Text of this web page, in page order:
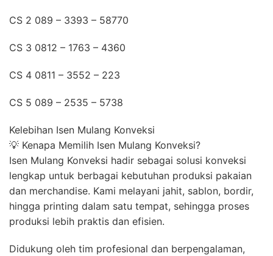
CS 2 089 – 3393 – 58770
CS 3 0812 – 1763 – 4360
CS 4 0811 – 3552 – 223
CS 5 089 – 2535 – 5738
Kelebihan Isen Mulang Konveksi
💡 Kenapa Memilih Isen Mulang Konveksi?
Isen Mulang Konveksi hadir sebagai solusi konveksi
lengkap untuk berbagai kebutuhan produksi pakaian
dan merchandise. Kami melayani jahit, sablon, bordir,
hingga printing dalam satu tempat, sehingga proses
produksi lebih praktis dan efisien.
Didukung oleh tim profesional dan berpengalaman,